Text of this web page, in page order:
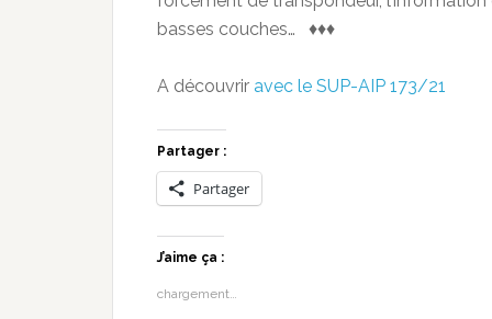
basses couches… ♦♦♦
A découvrir avec le SUP-AIP 173/21
Partager :
Partager
J’aime ça :
chargement…